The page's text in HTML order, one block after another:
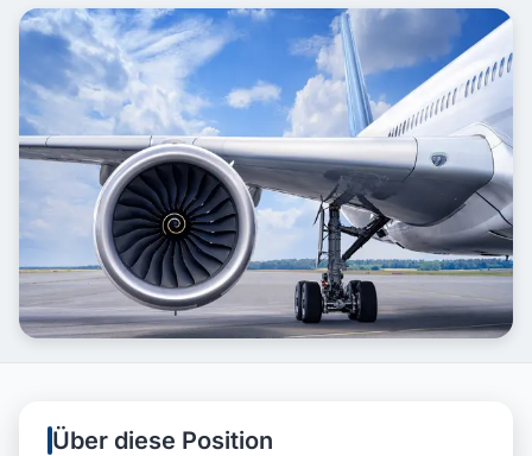
Über diese Position